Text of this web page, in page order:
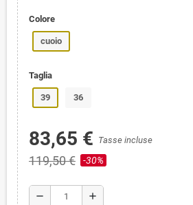
Colore
cuoio
Taglia
39 36
83,65 € Tasse incluse
119,50 € -30%
remove add